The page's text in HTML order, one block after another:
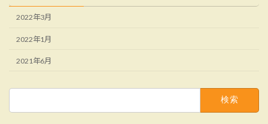
2022年3月
2022年1月
2021年6月